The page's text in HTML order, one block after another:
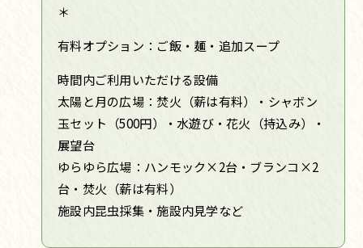
＊
有料オプション：ご飯・麺・追加スープ
時間内ご利用いただける設備
太陽と月の広場：焚火（薪は有料）・シャボン
玉セット（500円）・水遊び・花火（持込み）・
展望台
ゆらゆら広場：ハンモック×2台・ブランコ×2
台・焚火（薪は有料）
施設内昆虫採集・施設内見学など